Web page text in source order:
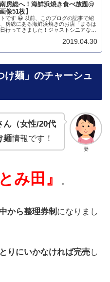
房総へ！海鮮浜焼き食べ放題@
像51枚】
です 😀 以前、このブログの記事で紹
房総にある海鮮浜焼きのお店「まるは
行ってきました！ジャストシニアな夫
ルデンウィークもありますし、...2019.04.30
け麺」のチャーシュ
妻
ん（女性/20代
麺情報です！
とみ田 』 。
から整理券制 になりまし
りにいかなければ完売し